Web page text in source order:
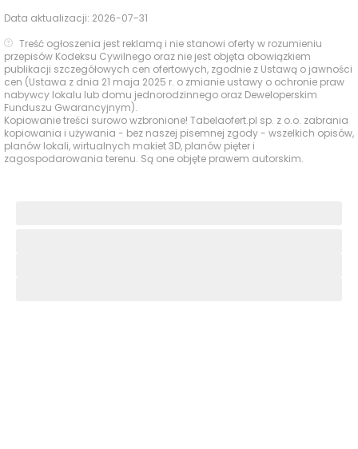
Data aktualizacji: 2026-07-31
Treść ogłoszenia jest reklamą i nie stanowi oferty w rozumieniu
przepisów Kodeksu Cywilnego oraz nie jest objęta obowiązkiem
publikacji szczegółowych cen ofertowych, zgodnie z Ustawą o jawności
cen (Ustawa z dnia 21 maja 2025 r. o zmianie ustawy o ochronie praw
nabywcy lokalu lub domu jednorodzinnego oraz Deweloperskim
Funduszu Gwarancyjnym).
Kopiowanie treści surowo wzbronione! Tabelaofert.pl sp. z o.o. zabrania
kopiowania i używania - bez naszej pisemnej zgody - wszelkich opisów,
planów lokali, wirtualnych makiet 3D, planów pięter i
zagospodarowania terenu. Są one objęte prawem autorskim.